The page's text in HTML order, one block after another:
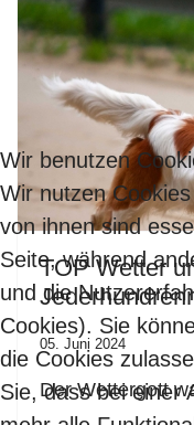
TOP Wetter
05. Juni 2024
Der Wettergott
Wir benutzen
Wir nutzen
von ihnen sind
Seite, während
und die
Cookies). Sie
die Cookies
Sie, dass bei einer